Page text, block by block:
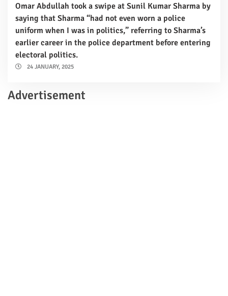
Omar Abdullah took a swipe at Sunil Kumar Sharma by
saying that Sharma “had not even worn a police
uniform when I was in politics,” referring to Sharma’s
earlier career in the police department before entering
electoral politics.
24 JANUARY, 2025
Advertisement